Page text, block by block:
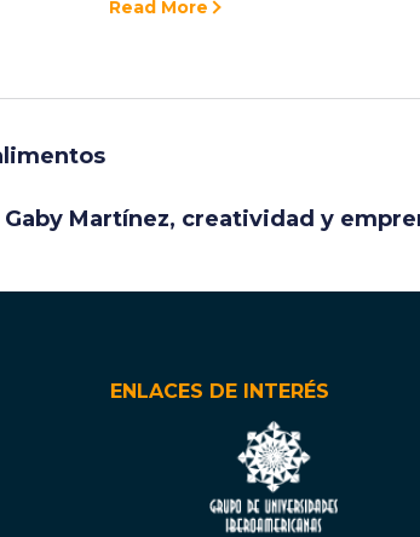
Read More
Gaby Martínez, creatividad y
ENLACES DE INTERÉS